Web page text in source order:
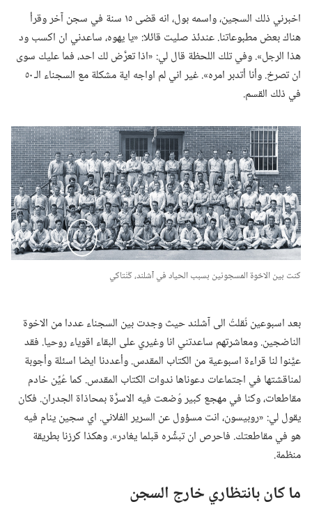
اخبرني ذلك السجين،‏ واسمه بول،‏ انه قضى ١٥ سنة في سجن آخر وقرأ
هناك بعض مطبوعاتنا.‏ عندئذ صليت قائلا:‏ «يا يهوه،‏ ساعدني ان اكسب ود
هذا الرجل».‏ وفي تلك اللحظة قال لي:‏ «اذا تعرَّض لك احد،‏ فما عليك سوى
ان تصرخ.‏ وأنا أتدبر امره».‏ غير اني لم اواجه اية مشكلة مع السجناء الـ‍ ٥٠
في ذلك القسم.‏
كنت بين الاخوة المسجونين بسبب الحياد في آشلند،‏ كَنْتاكي
بعد اسبوعين نُقلتُ الى آشلند حيث وجدت بين السجناء عددا من الاخوة
الناضجين.‏ ومعاشرتهم ساعدتني انا وغيري على البقاء اقوياء روحيا.‏ فقد
عيَّنوا لنا قراءة اسبوعية من الكتاب المقدس.‏ وأعددنا ايضا اسئلة وأجوبة
لمناقشتها في اجتماعات دعوناها ندوات الكتاب المقدس.‏ كما عُيِّن خادم
مقاطعات،‏ وكنا في مهجع كبير وُضعت فيه الاسرَّة بمحاذاة الجدران.‏ فكان
يقول لي:‏ «روبيسون،‏ انت مسؤول عن السرير الفلاني.‏ اي سجين ينام فيه
هو في مقاطعتك.‏ فاحرص ان تبشِّره قبلما يغادر».‏ وهكذا كرزنا بطريقة
منظمة.‏
ما كان بانتظاري خارج السجن